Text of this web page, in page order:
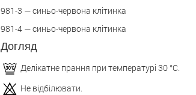
981-3 — синьо-червона клітинка
981-4 — синьо-червона клітинка
Догляд
Делікатне прання при температурі 30 °С.
Не відбілювати.